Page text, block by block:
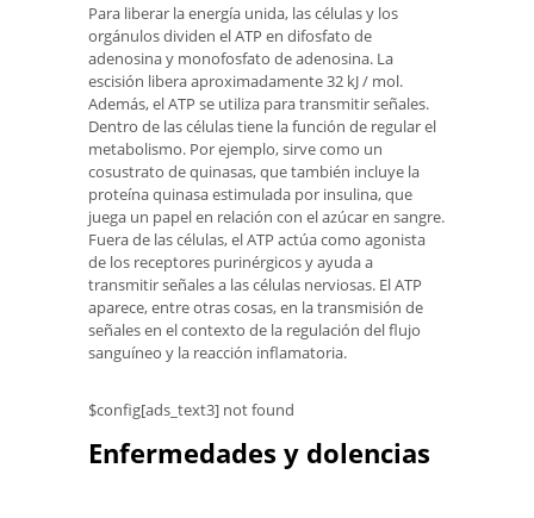
Para liberar la energía unida, las células y los
orgánulos dividen el ATP en difosfato de
adenosina y monofosfato de adenosina. La
escisión libera aproximadamente 32 kJ / mol.
Además, el ATP se utiliza para transmitir señales.
Dentro de las células tiene la función de regular el
metabolismo. Por ejemplo, sirve como un
cosustrato de quinasas, que también incluye la
proteína quinasa estimulada por insulina, que
juega un papel en relación con el azúcar en sangre.
Fuera de las células, el ATP actúa como agonista
de los receptores purinérgicos y ayuda a
transmitir señales a las células nerviosas. El ATP
aparece, entre otras cosas, en la transmisión de
señales en el contexto de la regulación del flujo
sanguíneo y la reacción inflamatoria.
$config[ads_text3] not found
Enfermedades y dolencias